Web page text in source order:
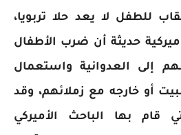
للطفل لا يعد حلا تربويا،
حديثة أن ضرب الأطفال
إلى العدوانية واستعمال
أو خارجه مع زملائهم، وقد
قام بها الباحث الأميركي